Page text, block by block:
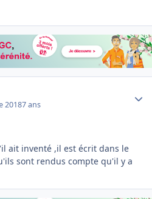
20187 ans
ait inventé ,il est écrit dans le
sont rendus compte qu'il y a